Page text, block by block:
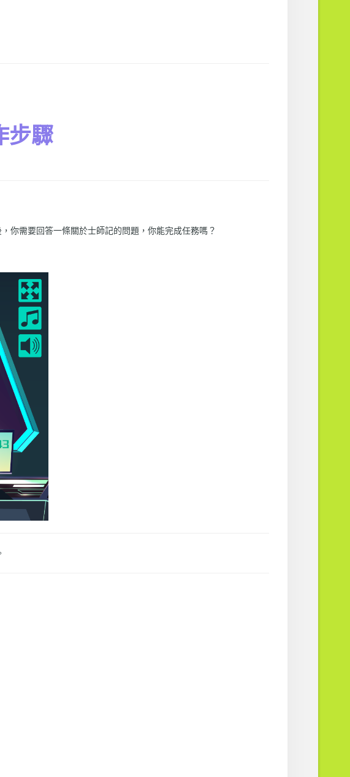
步驟
你需要回答一條關於士師記的問題，你能完成任務嗎？